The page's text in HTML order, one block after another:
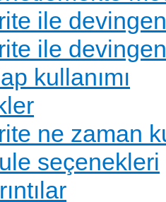
ile
ile
kullanımı
ne zaman
seçenekleri